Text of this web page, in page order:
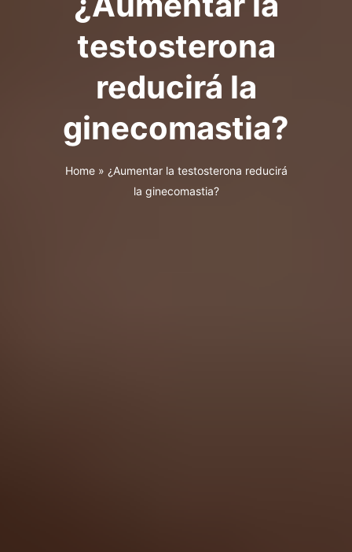
testosterona
reducirá la
ginecomastia?
Home» ¿Aumentar la testosterona reducirá
la ginecomastia?